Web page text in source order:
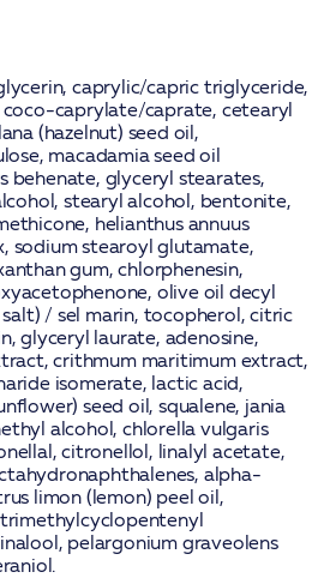
caprylic/capric triglyceride,
caprylate/caprate, cetearyl
(hazelnut) seed oil,
macadamia seed oil
behenate, glyceryl stearates,
stearyl alcohol, bentonite,
helianthus annuus
sodium stearoyl glutamate,
gum, chlorphenesin,
olive oil decyl
salt) / sel marin, tocopherol, citric
glyceryl laurate, adenosine,
crithmum maritimum extract,
isomerate, lactic acid,
seed oil, squalene, jania
alcohol, chlorella vulgaris
citronellol, linalyl acetate,
alpha-
limon (lemon) peel oil,
pelargonium graveolens